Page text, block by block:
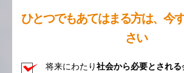
ひとつでもあてはまる方は、今
さい
将来にわたり社会から必要とされる